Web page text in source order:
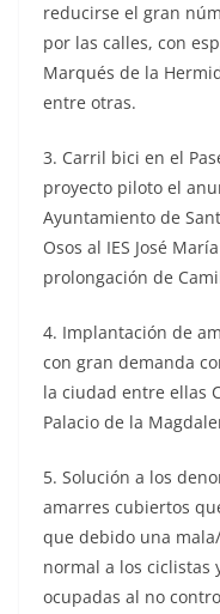
reducirse el gran
por las calles, con
Marqués de la
entre otras.
3. Carril bici en el
proyecto piloto el
Ayuntamiento de
Osos al IES José
prolongación de
4. Implantación de
con gran demanda
la ciudad entre ellas
Palacio de la
5. Solución a los
amarres cubiertos
que debido una
normal a los ciclistas
ocupadas al no